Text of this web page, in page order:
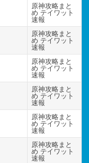
原神攻略まと
め テイワット
速報
原神攻略まと
め テイワット
速報
原神攻略まと
め テイワット
速報
原神攻略まと
め テイワット
速報
原神攻略まと
め テイワット
速報
原神攻略まと
め テイワット
速報